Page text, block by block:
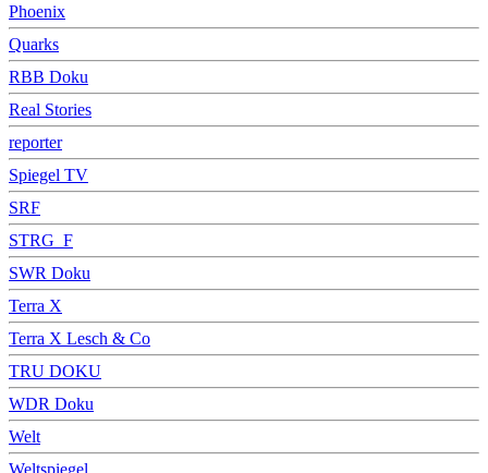
Phoenix
Quarks
RBB Doku
Real Stories
reporter
Spiegel TV
SRF
STRG_F
SWR Doku
Terra X
Terra X Lesch & Co
TRU DOKU
WDR Doku
Welt
Weltspiegel